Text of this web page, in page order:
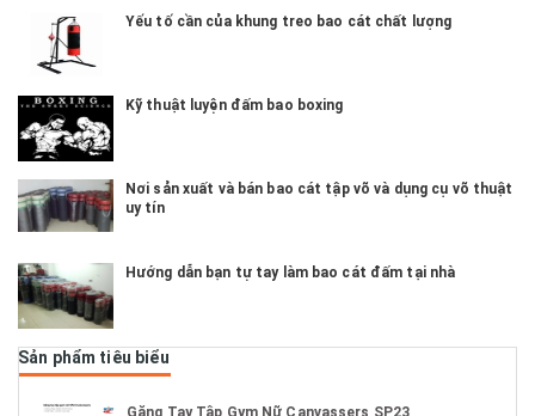
Yếu tố cần của khung treo bao cát chất lượng
Kỹ thuật luyện đấm bao boxing
Nơi sản xuất và bán bao cát tập võ và dụng cụ võ thuật
uy tín
Hướng dẫn bạn tự tay làm bao cát đấm tại nhà
Sản phẩm tiêu biểu
Găng Tay Tập Gym Nữ Canvassers SP23